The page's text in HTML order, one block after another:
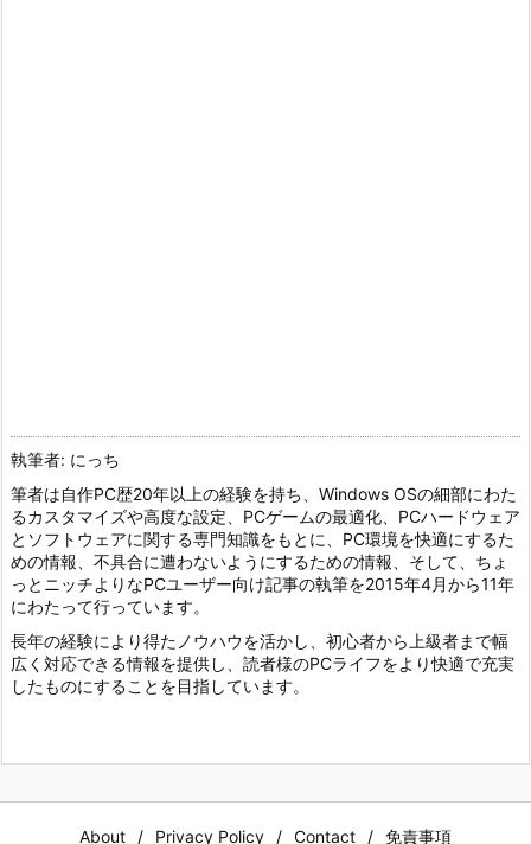
執筆者: にっち
筆者は自作PC歴20年以上の経験を持ち、Windows OSの細部にわた
るカスタマイズや高度な設定、PCゲームの最適化、PCハードウェア
とソフトウェアに関する専門知識をもとに、PC環境を快適にするた
めの情報、不具合に遭わないようにするための情報、そして、ちょ
っとニッチよりなPCユーザー向け記事の執筆を2015年4月から11年
にわたって行っています。
長年の経験により得たノウハウを活かし、初心者から上級者まで幅
広く対応できる情報を提供し、読者様のPCライフをより快適で充実
したものにすることを目指しています。
About Privacy Policy Contact 免責事項